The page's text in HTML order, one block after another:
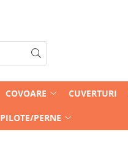
COVOARE CUVERTURI
PILOTE/PERNE